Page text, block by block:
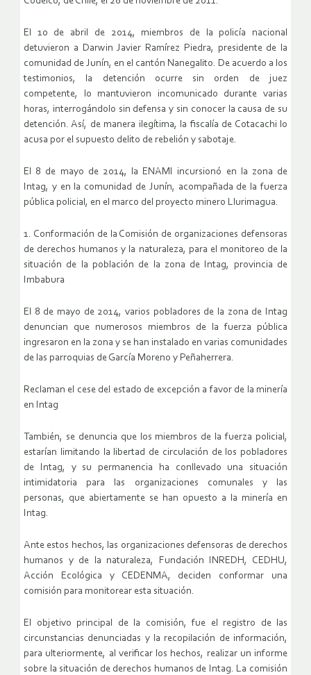
El 10 de abril de 2014, miembros de la policía nacional
detuvieron a Darwin Javier Ramírez Piedra, presidente de la
comunidad de Junín, en el cantón Nanegalito. De acuerdo a los
testimonios, la detención ocurre sin orden de juez
competente, lo mantuvieron incomunicado durante varias
horas, interrogándolo sin defensa y sin conocer la causa de su
detención. Así, de manera ilegítima, la fiscalía de Cotacachi lo
acusa por el supuesto delito de rebelión y sabotaje.
El 8 de mayo de 2014, la ENAMI incursionó en la zona de
Intag, y en la comunidad de Junín, acompañada de la fuerza
pública policial, en el marco del proyecto minero Llurimagua.
1. Conformación de la Comisión de organizaciones defensoras
de derechos humanos y la naturaleza, para el monitoreo de la
situación de la población de la zona de Intag, provincia de
Imbabura
El 8 de mayo de 2014, varios pobladores de la zona de Intag
denuncian que numerosos miembros de la fuerza pública
ingresaron en la zona y se han instalado en varias comunidades
de las parroquias de García Moreno y Peñaherrera.
Reclaman el cese del estado de excepción a favor de la minería
en Intag
También, se denuncia que los miembros de la fuerza policial,
estarían limitando la libertad de circulación de los pobladores
de Intag, y su permanencia ha conllevado una situación
intimidatoria para las organizaciones comunales y las
personas, que abiertamente se han opuesto a la minería en
Intag.
Ante estos hechos, las organizaciones defensoras de derechos
humanos y de la naturaleza, Fundación INREDH, CEDHU,
Acción Ecológica y CEDENMA, deciden conformar una
comisión para monitorear esta situación.
El objetivo principal de la comisión, fue el registro de las
circunstancias denunciadas y la recopilación de información,
para ulteriormente, al verificar los hechos, realizar un informe
sobre la situación de derechos humanos de Intag. La comisión